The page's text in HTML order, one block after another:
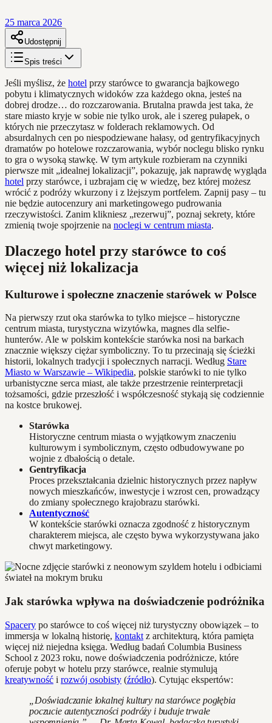
25 marca 2026
Udostępnij
Spis treści
Jeśli myślisz, że hotel przy starówce to gwarancja bajkowego
pobytu i klimatycznych widoków zza każdego okna, jesteś na
dobrej drodze… do rozczarowania. Brutalna prawda jest taka, że
stare miasto kryje w sobie nie tylko urok, ale i szereg pułapek, o
których nie przeczytasz w folderach reklamowych. Od
absurdalnych cen po niespodziewane hałasy, od gentryfikacyjnych
dramatów po hotelowe rozczarowania, wybór noclegu blisko rynku
to gra o wysoką stawkę. W tym artykule rozbieram na czynniki
pierwsze mit „idealnej lokalizacji”, pokazuję, jak naprawdę wygląda
hotel przy starówce, i uzbrajam cię w wiedzę, bez której możesz
wrócić z podróży wkurzony i z lżejszym portfelem. Zapnij pasy – tu
nie będzie autocenzury ani marketingowego pudrowania
rzeczywistości. Zanim klikniesz „rezerwuj”, poznaj sekrety, które
zmienią twoje spojrzenie na noclegi w centrum miasta.
Dlaczego hotel przy starówce to coś
więcej niż lokalizacja
Kulturowe i społeczne znaczenie starówek w Polsce
Na pierwszy rzut oka starówka to tylko miejsce – historyczne
centrum miasta, turystyczna wizytówka, magnes dla selfie-
hunterów. Ale w polskim kontekście starówka nosi na barkach
znacznie większy ciężar symboliczny. To tu przecinają się ścieżki
historii, lokalnych tradycji i społecznych narracji. Według Stare
Miasto w Warszawie – Wikipedia, polskie starówki to nie tylko
urbanistyczne serca miast, ale także przestrzenie reinterpretacji
tożsamości, gdzie przeszłość i współczesność stykają się codziennie
na kostce brukowej.
Starówka
Historyczne centrum miasta o wyjątkowym znaczeniu
kulturowym i symbolicznym, często odbudowywane po
wojnie z dbałością o detale.
Gentryfikacja
Proces przekształcania dzielnic historycznych przez napływ
nowych mieszkańców, inwestycje i wzrost cen, prowadzący
do zmiany społecznego krajobrazu starówki.
Autentyczność
W kontekście starówki oznacza zgodność z historycznym
charakterem miejsca, ale często bywa wykorzystywana jako
chwyt marketingowy.
Jak starówka wpływa na doświadczenie podróżnika
Spacery po starówce to coś więcej niż turystyczny obowiązek – to
immersja w lokalną historię, kontakt z architekturą, która pamięta
więcej niż niejedna księga. Według badań Columbia Business
School z 2023 roku, nowe doświadczenia podróżnicze, które
oferuje pobyt w hotelu przy starówce, realnie stymulują
kreatywność i rozwój osobisty (źródło). Cytując ekspertów:
„Doświadczanie lokalnej kultury na starówce pogłębia
poczucie autentyczności podróży i buduje trwałe